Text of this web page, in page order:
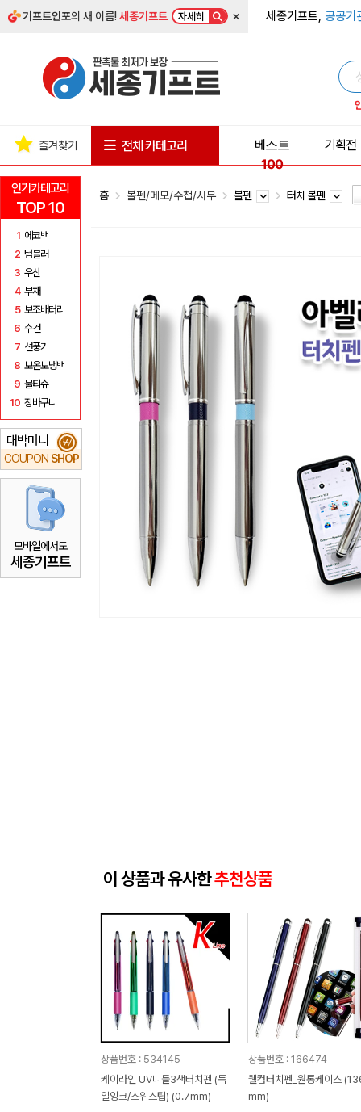
기프트인포의 새 이름!세종기프트 자세히 × 세종기프트, 공공기
인기카테고리
TOP 10
1 에코백
2 텀블러
3 우산
4 부채
5 보조배터리
6 수건
7 선풍기
8 보온보냉백
9 물티슈
10 장바구니
대박머니
COUPON SHOP
₩
모바일에서도
세종기프트
즐겨찾기 전체 카테고리
베스트
100
기획전
홈 볼펜/메모/수첩/사무 볼펜 터치 볼펜
이 상품과 유사한추천상품
상품번호 : 534145
케이라인 UV니들3색터치펜 (독
일잉크/스위스팁) (0.7mm)
상품번호 : 166474
웰컴터치펜_원통케이스
mm)